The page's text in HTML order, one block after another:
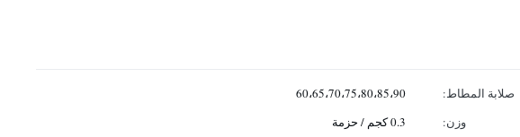
صلابة المطاط:
60،65،70،75،80،85،90
وزن:
0.3 كجم / حزمة